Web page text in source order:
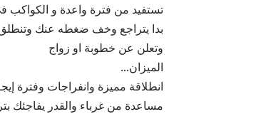
تستفيد من فترة واعدة و الكواكب
بدا يتراجع وخف ضغطه عنك
وتعلن عن خطوبة او زواج
الميزان…
انطلاقة مميزة وانفراجات وفترة
مساعدة من غرباء والقدر يفاجئك